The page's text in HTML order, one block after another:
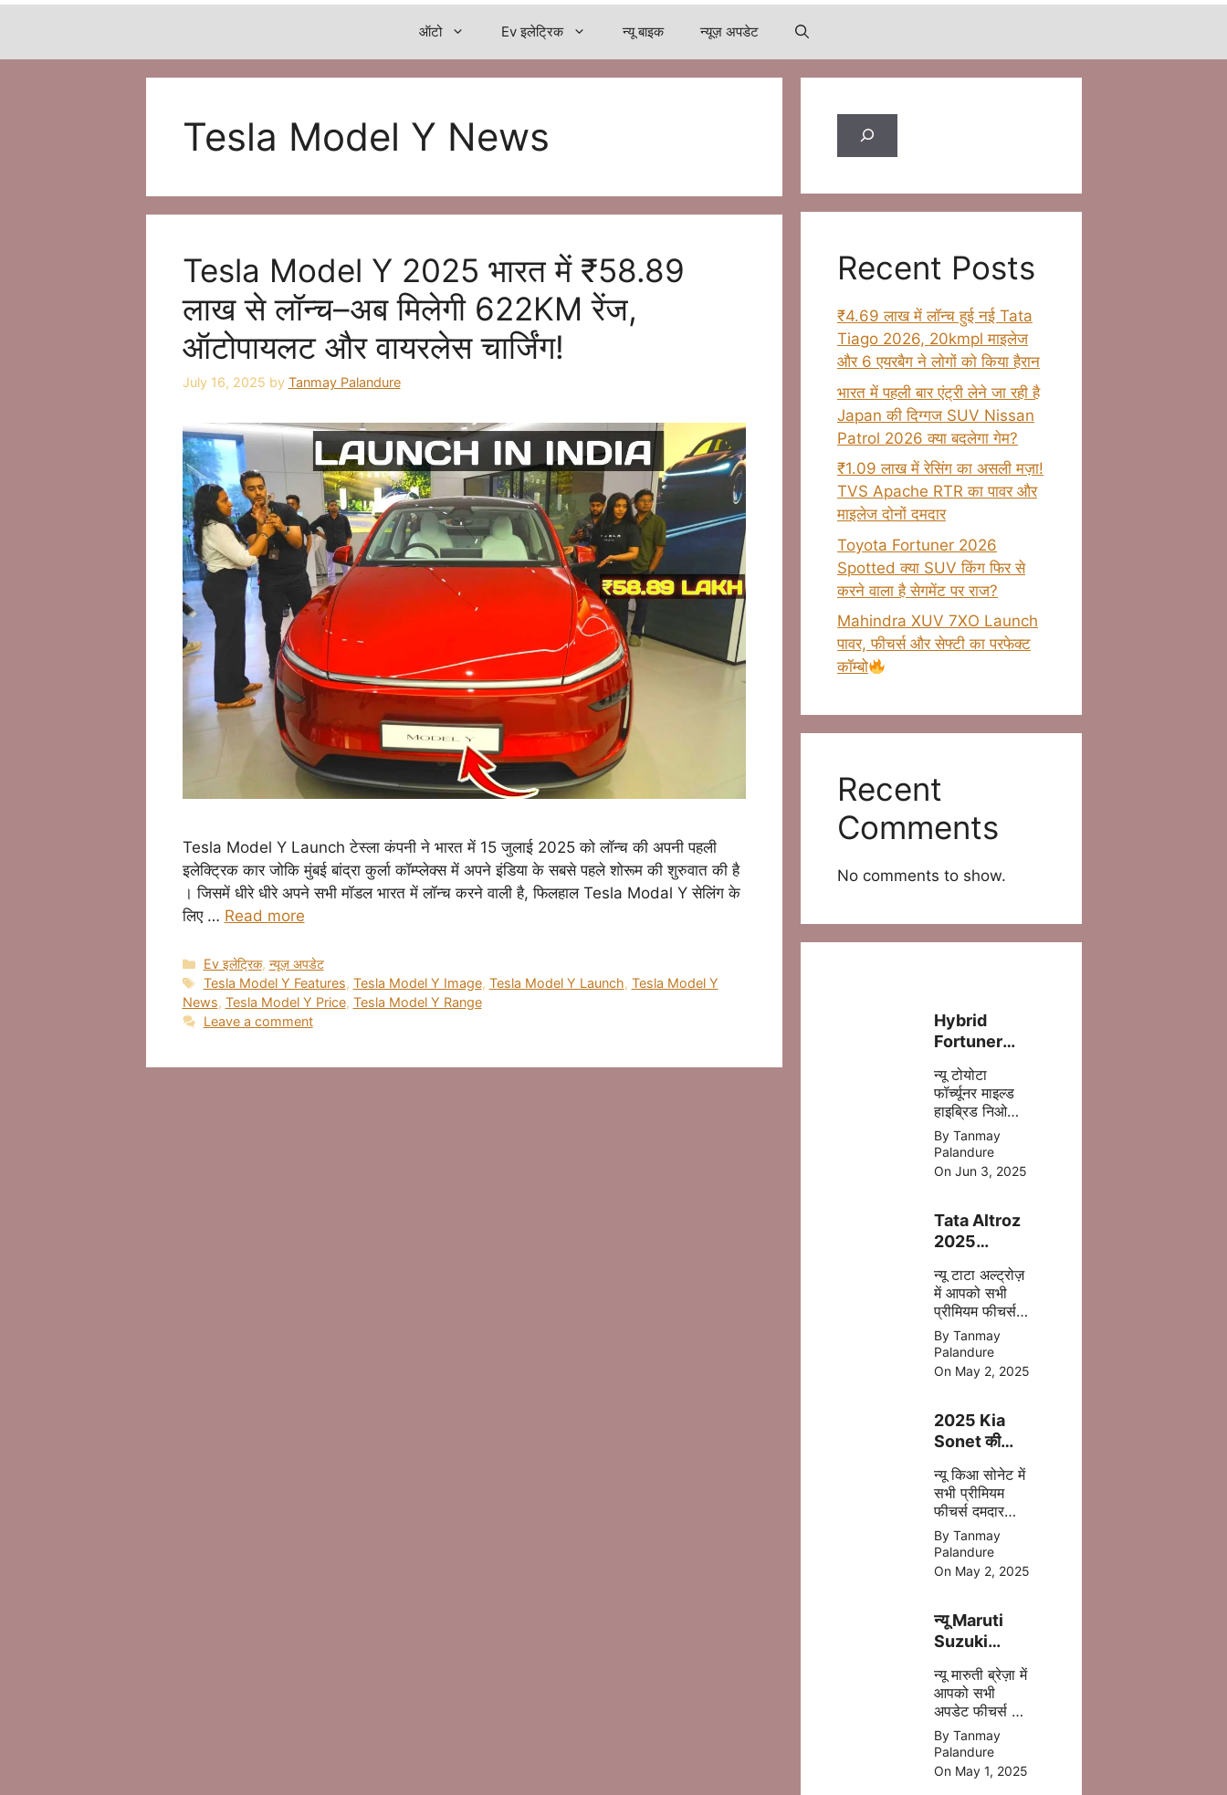
ऑटो Ev इलेट्रिक न्यू बाइक न्यूज़ अपडेट
Tesla Model Y News
Tesla Model Y 2025 भारत में ₹58.89
लाख से लॉन्च–अब मिलेगी 622KM रेंज,
ऑटोपायलट और वायरलेस चार्जिंग!
July 16, 2025 by Tanmay Palandure
Tesla Model Y Launch टेस्ला कंपनी ने भारत में 15 जुलाई 2025 को लॉन्च की अपनी पहली
इलेक्ट्रिक कार जोकि मुंबई बांद्रा कुर्ला कॉम्प्लेक्स में अपने इंडिया के सबसे पहले शोरूम की शुरुवात की है
। जिसमें धीरे धीरे अपने सभी मॉडल भारत में लॉन्च करने वाली है, फिलहाल Tesla Modal Y सेलिंग के
लिए … Read more
Categories
Ev इलेट्रिक, न्यूज़ अपडेट
Tags
Tesla Model Y Features, Tesla Model Y Image, Tesla Model Y Launch, Tesla Model Y
News, Tesla Model Y Price, Tesla Model Y Range
Leave a comment
Search
Recent Posts
₹4.69 लाख में लॉन्च हुई नई Tata
Tiago 2026, 20kmpl माइलेज
और 6 एयरबैग ने लोगों को किया हैरान
भारत में पहली बार एंट्री लेने जा रही है
Japan की दिग्गज SUV Nissan
Patrol 2026 क्या बदलेगा गेम?
₹1.09 लाख में रेसिंग का असली मज़ा!
TVS Apache RTR का पावर और
माइलेज दोनों दमदार
Toyota Fortuner 2026
Spotted क्या SUV किंग फिर से
करने वाला है सेगमेंट पर राज?
Mahindra XUV 7XO Launch
पावर, फीचर्स और सेफ्टी का परफेक्ट
कॉम्बो
Recent
Comments
No comments to show.
Hybrid
Fortuner
लॉन्च – ज़्यादा
पावर, कम फ्यूल
खर्च!
न्यू टोयोटा
फॉर्च्यूनर माइल्ड
हाइब्रिड निओ
ड्राइव में 5 %
डीजल की बचत
होने वाली है
,जिसमे ज्यादा
मिल जाता है |
By Tanmay
Palandure
On Jun 3, 2025
Tata Altroz
2025
जानिए क्या-क्या
बदला है इस बार
न्यू टाटा अल्ट्रोज़
में आपको सभी
प्रीमियम फीचर्स
अपडेट
एक्सटीरियर के
साथ ज्यादा सेफ्टी,
पॉवरफुल इंजन
जाता है |
By Tanmay
Palandure
On May 2, 2025
2025 Kia
Sonet की
पहली झलक –
अब मिलेगा बड़ा
टचस्क्रीन और
नए फीचर्स
न्यू किआ सोनेट में
सभी प्रीमियम
फीचर्स दमदार
इंजन डिसेंट सेफ्टी
बेहतर कलर के
साथ 2025 में
मिल जाती है |
By Tanmay
Palandure
On May 2, 2025
न्यू Maruti
Suzuki
Brezza
2025 अब
मात्र ₹8.69
लाख की प्राइस
में
न्यू मारुती ब्रेज़ा में
आपको सभी
अपडेट फीचर्स और
दमदार इंजन मिल
जाता है इसमें
आपको CNG का
आप्शन भी मिलने
By Tanmay
Palandure
On May 1, 2025